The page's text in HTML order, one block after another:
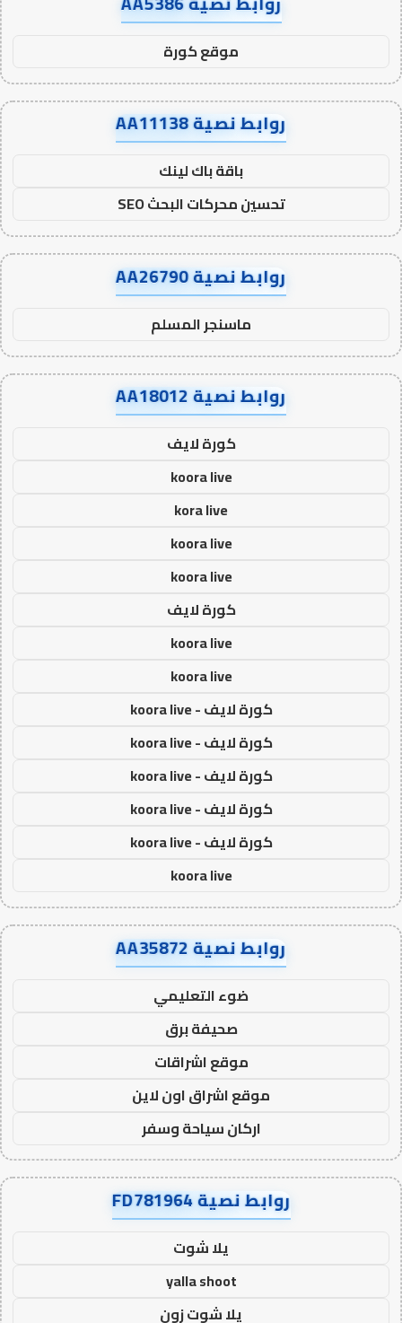
موقع كورة
روابط نصية AA11138
باقة باك لينك
تحسين محركات البحث SEO
روابط نصية AA26790
ماسنجر المسلم
روابط نصية AA18012
كورة لايف
koora live
kora live
koora live
koora live
كورة لايف
koora live
koora live
كورة لايف - koora live
كورة لايف - koora live
كورة لايف - koora live
كورة لايف - koora live
كورة لايف - koora live
koora live
روابط نصية AA35872
ضوء التعليمي
صحيفة برق
موقع اشراقات
موقع اشراق اون لاين
اركان سياحة وسفر
روابط نصية FD781964
يلا شوت
yalla shoot
يلا شوت زون